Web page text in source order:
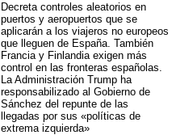
Decreta controles aleatorios en
puertos y aeropuertos que se
aplicarán a los viajeros no europeos
que lleguen de España. También
Francia y Finlandia exigen más
control en las fronteras españolas.
La Administración Trump ha
responsabilizado al Gobierno de
Sánchez del repunte de las
llegadas por sus «políticas de
extrema izquierda»